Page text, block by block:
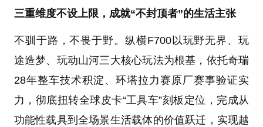
三重维度不设上限，成就“不封顶者”的生活主张
不驯于路，不畏于野。纵横F700以玩野无界、玩
途造梦、玩动山河三大核心玩法为根基，依托奇瑞
28年整车技术积淀、环塔拉力赛原厂赛事验证实
力，彻底扭转全球皮卡“工具车”刻板定位，完成从
功能性载具到全场景生活载体的价值跃迁，实现越